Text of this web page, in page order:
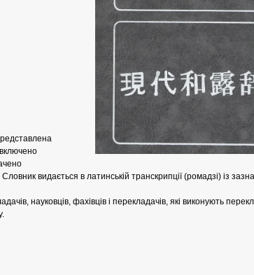
видається в латинській транскрипції (ромадзі) із
науковців, фахівців і перекладачів, які виконують